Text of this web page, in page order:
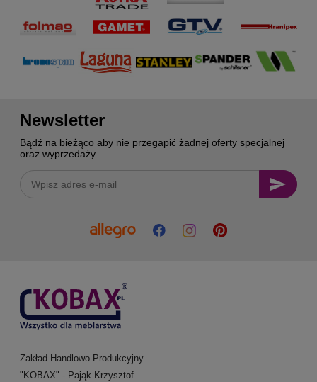
Newsletter
Bądź na bieżąco aby nie przegapić żadnej oferty specjalnej
oraz wyprzedaży.
Zakład Handlowo-Produkcyjny
"KOBAX" - Pająk Krzysztof